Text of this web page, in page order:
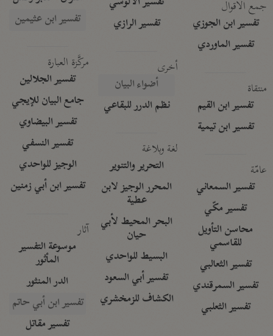
جمع الأقوال
تفسير ابن الجوزي
تفسير الماوردي
منتقاة
تفسير ابن القيم
تفسير ابن تيمية
عامّة
تفسير السمعاني
تفسير مكّي
محاسن التأويل
للقاسمي
تفسير الثعالبي
تفسير السمرقندي
تفسير الثعلبي
تفسير الرازي
أخرى
أضواء البيان
نظم الدرر للبقاعي
لغة وبلاغة
التحرير والتنوير
المحرر الوجيز لابن
عطية
البحر المحيط لأبي
حيان
البسيط للواحدي
تفسير أبي السعود
الكشاف للزمخشري
تفسير ابن عثيمين
مركَّزة العبارة
تفسير الجلالين
جامع البيان للإيجي
تفسير البيضاوي
تفسير النسفي
الوجيز للواحدي
تفسير ابن أبي زمنين
آثار
موسوعة التفسير
المأثور
الدر المنثور
تفسير ابن أبي حاتم
تفسير مقاتل